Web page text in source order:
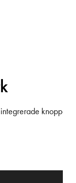
alltid.